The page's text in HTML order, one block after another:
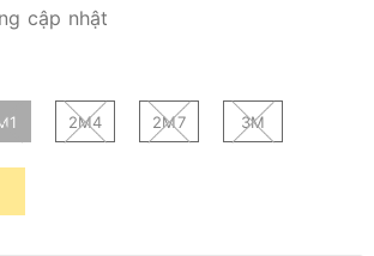
cập nhật
2M4 2M7 3M